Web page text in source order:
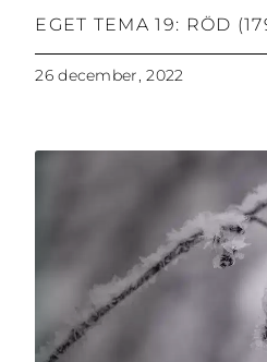
EGET TEMA 19: RÖD
26 december, 2022